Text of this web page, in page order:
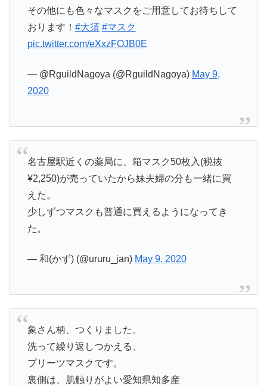
その他にも色々なマスクをご用意してお待ちして
おります！ #大須 #マスク
pic.twitter.com/eXxzFOJB0E
— @RguildNagoya (@RguildNagoya) May 9,
2020
名古屋駅近くの薬局に、箱マスク50枚入(税抜
¥2,250)が売っていたから妹夫婦の分も一緒に買
えた。
少しずつマスクも普通に買えるようになってき
た。
— 和(かず) (@ururu_jan) May 9, 2020
象さん柄、つくりました。
洗って繰り返しつかえる、
プリーツマスクです。
裏側は、肌触りがよい愛知県知多産